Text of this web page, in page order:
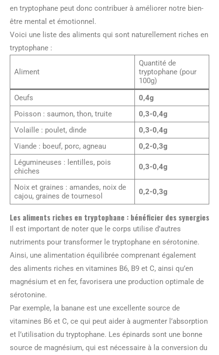
en tryptophane peut donc contribuer à améliorer notre bien-
être mental et émotionnel.
Voici une liste des aliments qui sont naturellement riches en
tryptophane :
Aliment
Quantité de
tryptophane (pour
100g)
Oeufs
0,4g
Poisson : saumon, thon, truite
0,3-0,4g
Volaille : poulet, dinde
0,3-0,4g
Viande : boeuf, porc, agneau
0,2-0,3g
Légumineuses : lentilles, pois
chiches
0,3-0,4g
Noix et graines : amandes, noix de
cajou, graines de tournesol
0,2-0,3g
Les aliments riches en tryptophane : bénéficier des synergies
Il est important de noter que le corps utilise d’autres
nutriments pour transformer le tryptophane en sérotonine.
Ainsi, une alimentation équilibrée comprenant également
des aliments riches en vitamines B6, B9 et C, ainsi qu’en
magnésium et en fer, favorisera une production optimale de
sérotonine.
Par exemple, la banane est une excellente source de
vitamines B6 et C, ce qui peut aider à augmenter l’absorption
et l’utilisation du tryptophane. Les épinards sont une bonne
source de magnésium, qui est nécessaire à la conversion du